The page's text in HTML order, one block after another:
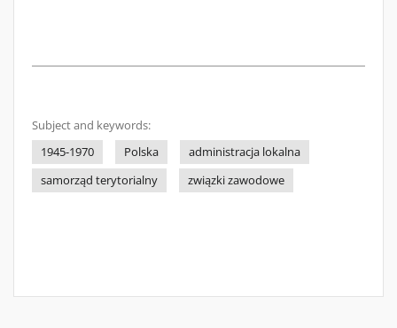
Subject and keywords:
1945-1970
Polska
administracja lokalna
samorząd terytorialny
związki zawodowe